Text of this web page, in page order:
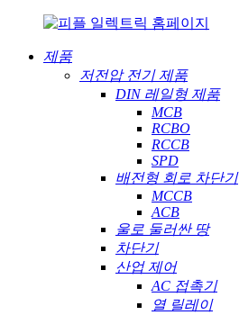
제품
저전압 전기 제품
DIN 레일형 제품
MCB
RCBO
RCCB
SPD
배전형 회로 차단기
MCCB
ACB
울로 둘러싼 땅
차단기
산업 제어
AC 접촉기
열 릴레이